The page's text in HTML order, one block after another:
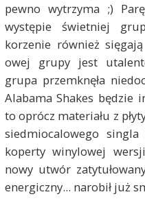
pewno wytrzyma ;)
występie świetniej
korzenie również
owej grupy jest
grupa przemknęła
Alabama Shakes będzie
to oprócz materiału z
siedmiocalowego
koperty winylowej
nowy utwór
energiczny... narobił już